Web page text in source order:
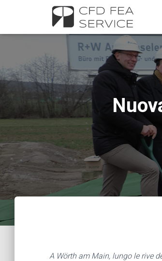
A Wörth am Main, lungo le rive